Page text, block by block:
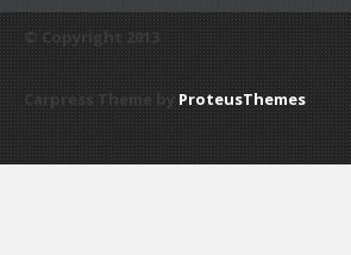
ProteusThemes